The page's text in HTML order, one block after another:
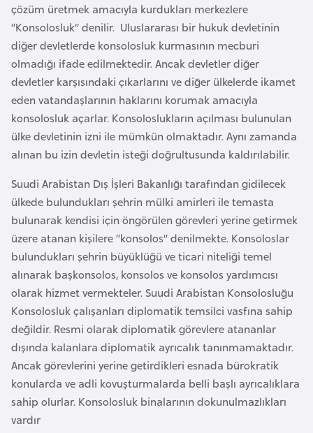
İ
ş
l
e
m
l
e
r
i
çözüm üretmek amacıyla kurdukları merkezlere
“Konsolosluk” denilir. Uluslararası bir hukuk devletinin
diğer devletlerde konsolosluk kurmasının mecburi
olmadığı ifade edilmektedir. Ancak devletler diğer
devletler karşısındaki çıkarlarını ve diğer ülkelerde ikamet
eden vatandaşlarının haklarını korumak amacıyla
konsolosluk açarlar. Konsoloslukların açılması bulunulan
ülke devletinin izni ile mümkün olmaktadır. Aynı zamanda
alınan bu izin devletin isteği doğrultusunda kaldırılabilir.
Suudi Arabistan Dış İşleri Bakanlığı tarafından gidilecek
ülkede bulundukları şehrin mülki amirleri ile temasta
bulunarak kendisi için öngörülen görevleri yerine getirmek
üzere atanan kişilere “konsolos” denilmekte. Konsoloslar
bulundukları şehrin büyüklüğü ve ticari niteliği temel
alınarak başkonsolos, konsolos ve konsolos yardımcısı
olarak hizmet vermekteler. Suudi Arabistan Konsolosluğu
Konsolosluk çalışanları diplomatik temsilci vasfına sahip
değildir. Resmi olarak diplomatik görevlere atananlar
dışında kalanlara diplomatik ayrıcalık tanınmamaktadır.
Ancak görevlerini yerine getirdikleri esnada bürokratik
konularda ve adli kovuşturmalarda belli başlı ayrıcalıklara
sahip olurlar. Konsolosluk binalarının dokunulmazlıkları
vardır
A
z
e
r
b
a
y
a
n
B
a
h
r
e
y
n
B
a